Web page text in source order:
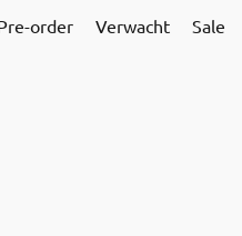
order Verwacht Sale